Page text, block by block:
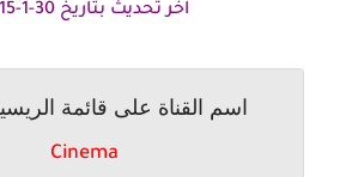
اخر تحديث بتاريخ 30-1-2015
اسم القناة على قائمة
Cinema